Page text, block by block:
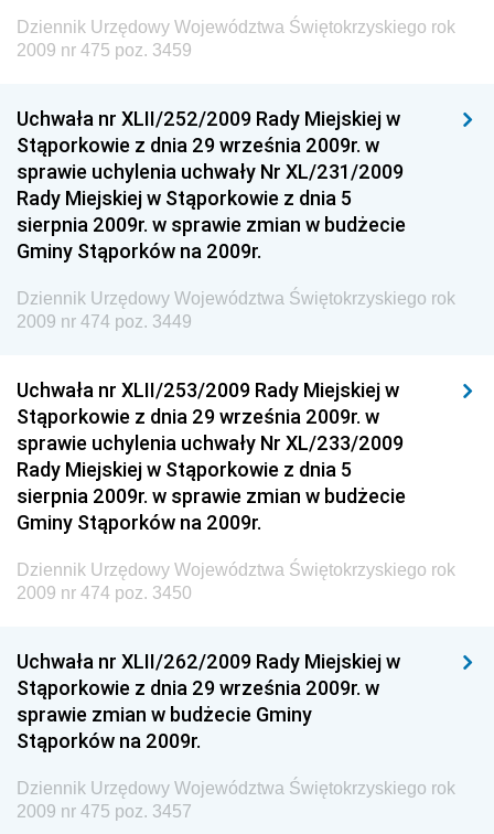
Dziennik Urzędowy Ministra Finansów, Inwestycji i
Rozwoju
Dziennik Urzędowy Ministra Sportu
Dziennik Urzędowy Ministra Funduszy i Polityki
Regionalnej
Dziennik Urzędowy Ministra Aktywów Państwowych
Dziennik Urzędowy Ministra Zdrowia
Dziennik Urzędowy Ministra Środowiska i Głównego
Inspektora Ochrony Środowiska
Dziennik Urzędowy Ministerstwa Kultury, Dziedzictwa
Narodowego i Sportu
Dziennik Urzędowy Ministra Finansów, Funduszy i
Polityki Regionalnej
Dziennik Urzędowy Ministra Rozwoju, Pracy i
Technologii
Dziennik Urzędowy Ministra Kultury, Dziedzictwa
Dziennik Urzędowy Ministra Rodziny i Polityki
Społecznej
Dziennik Urzędowy Komendy Głównej Straży
Granicznej
Dziennik Urzędowy Głównego Inspektoratu Transportu
Drogowego
Dziennik Urzędowy Województwa Świętokrzyskiego rok
2009 nr 475 poz. 3459
Uchwała nr XLII/252/2009 Rady Miejskiej w
Stąporkowie z dnia 29 września 2009r. w
sprawie uchylenia uchwały Nr XL/231/2009
Rady Miejskiej w Stąporkowie z dnia 5
sierpnia 2009r. w sprawie zmian w budżecie
Gminy Stąporków na 2009r.
Dziennik Urzędowy Województwa Świętokrzyskiego rok
2009 nr 474 poz. 3449
Uchwała nr XLII/253/2009 Rady Miejskiej w
Stąporkowie z dnia 29 września 2009r. w
sprawie uchylenia uchwały Nr XL/233/2009
Rady Miejskiej w Stąporkowie z dnia 5
sierpnia 2009r. w sprawie zmian w budżecie
Gminy Stąporków na 2009r.
Dziennik Urzędowy Województwa Świętokrzyskiego rok
2009 nr 474 poz. 3450
Uchwała nr XLII/262/2009 Rady Miejskiej w
Stąporkowie z dnia 29 września 2009r. w
sprawie zmian w budżecie Gminy
Stąporków na 2009r.
Dziennik Urzędowy Województwa Świętokrzyskiego rok
2009 nr 475 poz. 3457